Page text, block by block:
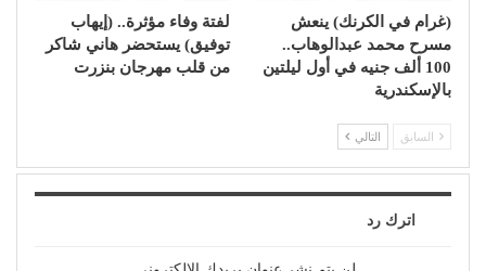
(غرام في الكرنك) ينعش
مسرح محمد عبدالوهاب..
100 ألف جنيه في أول ليلتين
بالإسكندرية
لفتة وفاء مؤثرة.. (إيهاب
توفيق) يستحضر هاني شاكر
من قلب مهرجان بنزرت
السابق التالي
اترك رد